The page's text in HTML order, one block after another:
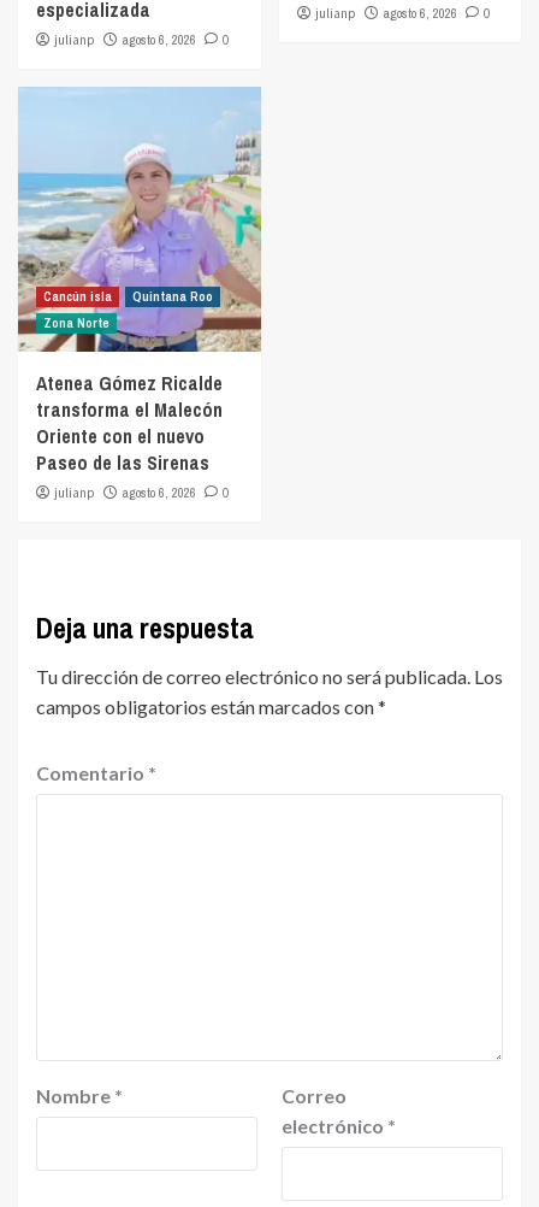
especializada
julianp agosto 6, 2026 0
julianp agosto 6, 2026 0
Cancún isla
Quintana Roo
Zona Norte
Atenea Gómez Ricalde
transforma el Malecón
Oriente con el nuevo
Paseo de las Sirenas
julianp agosto 6, 2026 0
Deja una respuesta
Tu dirección de correo electrónico no será publicada. Los
campos obligatorios están marcados con*
Comentario *
Nombre *
Correo
electrónico *